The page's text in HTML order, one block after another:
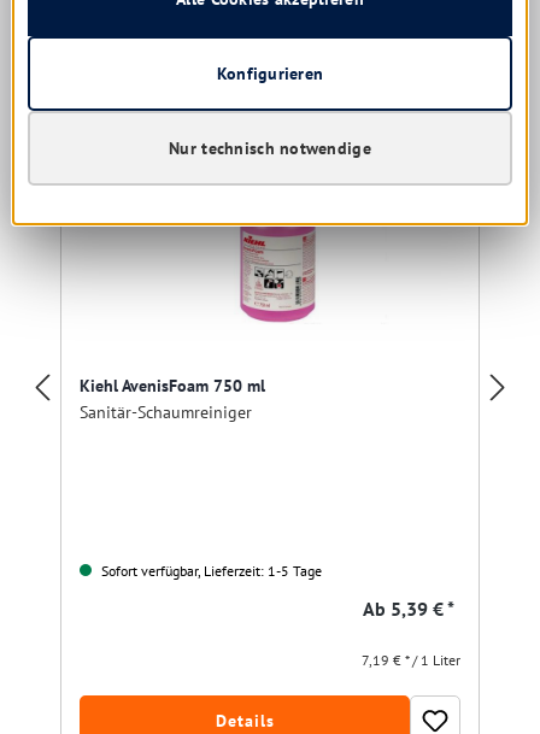
Kiehl AvenisFoam 750 ml
Sanitär-Schaumreiniger
Sofort verfügbar, Lieferzeit: 1-5 Tage
Ab 5,39 € *
7,19 € * / 1 Liter
Details
Nur technisch notwendige
Konfigurieren